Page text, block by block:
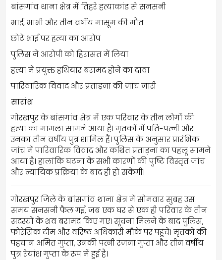
बांसगांव थाना क्षेत्र में तिहरे हत्याकांड से सनसनी
भाई, भाभी और तीन वर्षीय मासूम की मौत
छोटे भाई पर हत्या का आरोप
पुलिस ने आरोपी को हिरासत में लिया
हत्या में प्रयुक्त हथियार बरामद होने का दावा
पारिवारिक विवाद और प्रताड़ना की जांच जारी
सारांश
गोरखपुर के बांसगांव क्षेत्र में एक परिवार के तीन लोगों की
हत्या का मामला सामने आया है। मृतकों में पति-पत्नी और
उनका तीन वर्षीय पुत्र शामिल हैं। पुलिस के अनुसार प्रारंभिक
जांच में पारिवारिक विवाद और कथित प्रताड़ना का पहलू सामने
आया है। हालांकि घटना के सभी कारणों की पुष्टि विस्तृत जांच
और न्यायिक प्रक्रिया के बाद ही हो सकेगी।
गोरखपुर जिले के बांसगांव थाना क्षेत्र में सोमवार सुबह उस
समय सनसनी फैल गई, जब एक घर से एक ही परिवार के तीन
सदस्यों के शव बरामद किए गए। सूचना मिलने के बाद पुलिस,
फोरेंसिक टीम और वरिष्ठ अधिकारी मौके पर पहुंचे। मृतकों की
पहचान अमित गुप्ता, उनकी पत्नी रंजना गुप्ता और तीन वर्षीय
पुत्र रेयांश गुप्ता के रूप में हुई है।